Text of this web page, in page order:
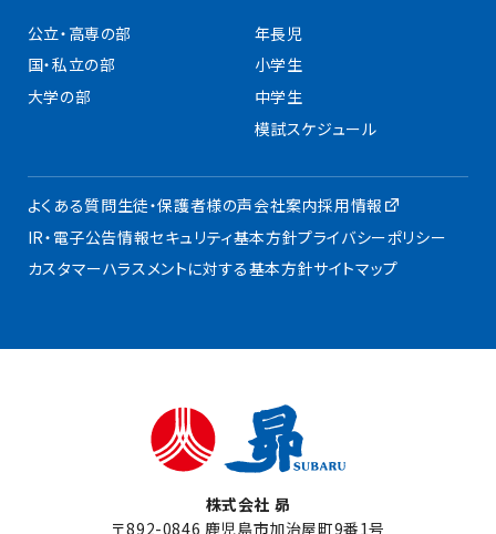
公立・高専の部
国・私立の部
大学の部
年長児
小学生
中学生
模試スケジュール
よくある質問生徒・保護者様の声会社案内採用情報
IR・電子公告情報セキュリティ基本方針プライバシーポリシー
カスタマーハラスメントに対する基本方針サイトマップ
株式会社 昴
〒892-0846 鹿児島市加治屋町9番1号